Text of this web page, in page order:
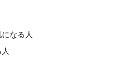
なる人